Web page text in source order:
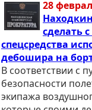
28
сделать
спецсредства
дебошира на
В соответствии с
безопасности
экипажа